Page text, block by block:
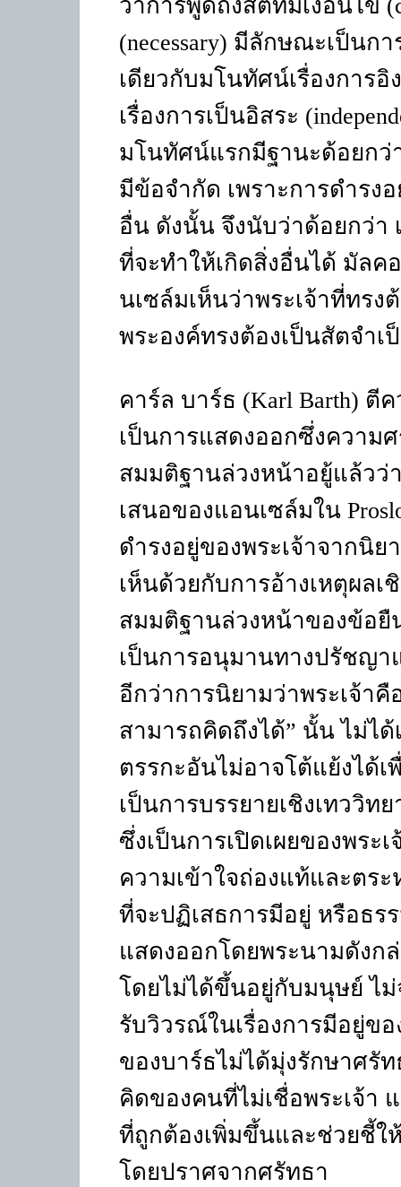
ว่าการพูดถึงสัตที่มีเงื่อนไข
(necessary) มีลักษณะเป็นก
เดียวกับมโนทัศน์เรื่องการอิ
เรื่องการเป็นอิสระ
มโนทัศน์แรกมีฐานะด้อยก
มีข้อจำกัด เพราะการดำรง
อื่น ดังนั้น จึงนับว่าด้อยกว่า
ที่จะทำให้เกิดสิ่งอื่นได้ มัล
นเซล์มเห็นว่าพระเจ้าที่ทรง
พระองค์ทรงต้องเป็นสัตจำเ
คาร์ล บาร์ธ (Karl Barth) ตี
เป็นการแสดงออกซึ่งความศ
สมมติฐานล่วงหน้าอยู้แล้วว่
เสนอของแอนเซล์มใน
ดำรงอยู่ของพระเจ้าจากนิ
เห็นด้วยกับการอ้างเหตุผลเ
สมมติฐานล่วงหน้าของข้อยื
เป็นการอนุมานทางปรัชญ
อีกว่าการนิยามว่าพระเจ้า
สามารถคิดถึงได้” นั้น ไม่ไ
ตรรกะอันไม่อาจโต้แย้งได้
เป็นการบรรยายเชิงเทววิท
ซึ่งเป็นการเปิดเผยของพร
ความเข้าใจถ่องแท้และตร
ที่จะปฏิเสธการมีอยู่ หรือธ
แสดงออกโดยพระนามดังก
โดยไม่ได้ขึ้นอยู่กับมนุษย์ ไ
รับวิวรณ์ในเรื่องการมีอยู่ขอ
ของบาร์ธไม่ได้มุ่งรักษาศรั
คิดของคนที่ไม่เชื่อพระเจ้า
ที่ถูกต้องเพิ่มขึ้นและช่วยชี้ใ
โดยปราศจากศรัทธา